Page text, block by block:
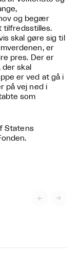
og begær
tilfredsstilles.
skal gøre sig til
er
pres. Der er
skal
er ved at gå i
på vej ned i
som
Statens
 